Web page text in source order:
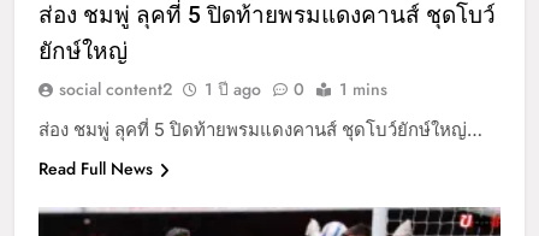
ส่อง ชมพู่ ลุคที่ 5 ปิดท้ายพรมแดงคานส์ ชุดโบว์
ยักษ์ใหญ่
social content2 1 ปี ago 0 1 mins
ส่อง ชมพู่ ลุคที่ 5 ปิดท้ายพรมแดงคานส์ ชุดโบว์ยักษ์ใหญ่…
Read Full News